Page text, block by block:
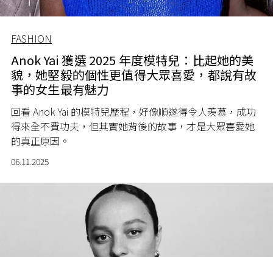
FASHION
Anok Yai 獲選 2025 年度模特兒：比起她的美
貌，她堅毅的個性更值得大眾喜愛，都說有故
事的女生最有魅力
回看 Anok Yai 的模特兒歷程，好像順遂得令人羨慕，成功
得來全不費功夫，但其實她背後的故事，才是大眾喜愛她
的真正原因。
06.11.2025